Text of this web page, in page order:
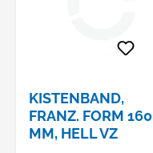
KISTENBAND,
FRANZ. FORM 160
MM, HELL VZ